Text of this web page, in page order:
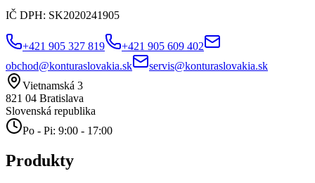
IČ DPH: SK2020241905
+421 905 327 819
+421 905 609 402
obchod@konturaslovakia.sk
servis@konturaslovakia.sk
Vietnamská 3
821 04 Bratislava
Slovenská republika
Po - Pi: 9:00 - 17:00
Produkty